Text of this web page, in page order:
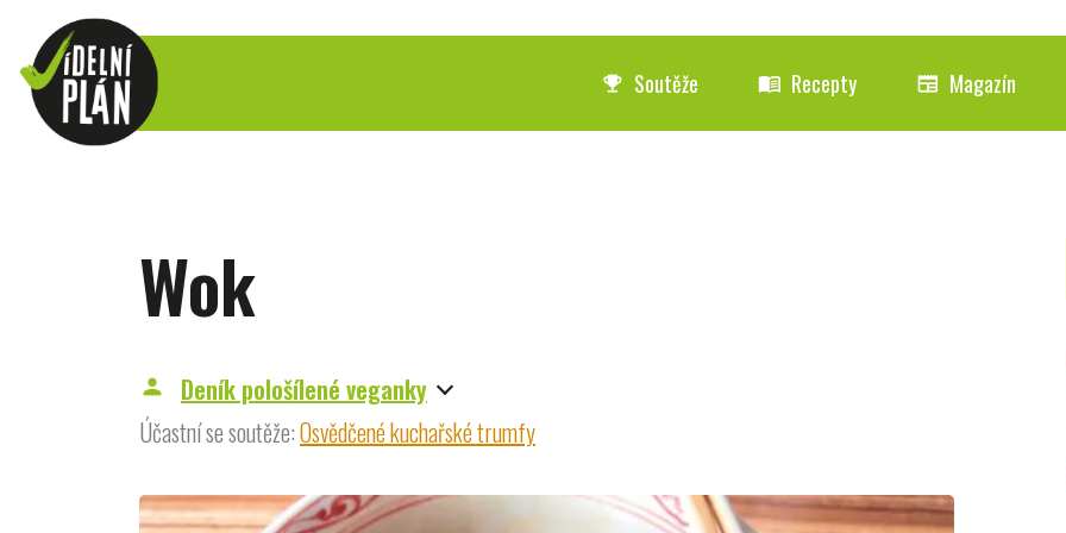
emoji_events Soutěže menu_book Recepty newspaper Magazín
Wok
person
Deník pološílené veganky
Účastní se soutěže:Osvědčené kuchařské trumfy